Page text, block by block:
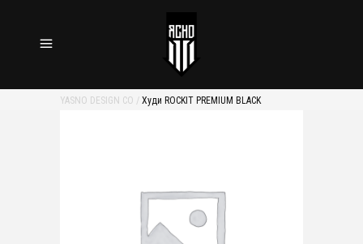
YASNO DESIGN CO / Худи ROCKIT PREMIUM BLACK